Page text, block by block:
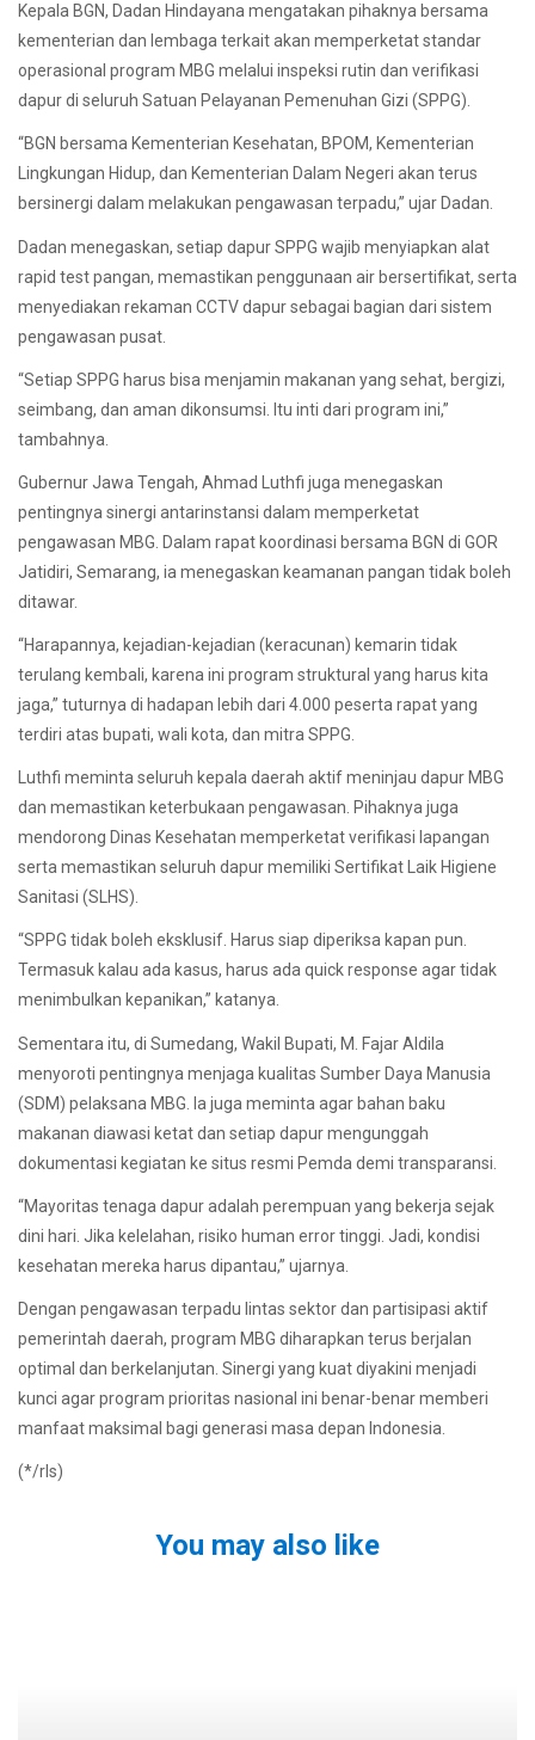
Kepala BGN, Dadan Hindayana mengatakan pihaknya bersama
kementerian dan lembaga terkait akan memperketat standar
operasional program MBG melalui inspeksi rutin dan verifikasi
dapur di seluruh Satuan Pelayanan Pemenuhan Gizi (SPPG).
“BGN bersama Kementerian Kesehatan, BPOM, Kementerian
Lingkungan Hidup, dan Kementerian Dalam Negeri akan terus
bersinergi dalam melakukan pengawasan terpadu,” ujar Dadan.
Dadan menegaskan, setiap dapur SPPG wajib menyiapkan alat
rapid test pangan, memastikan penggunaan air bersertifikat, serta
menyediakan rekaman CCTV dapur sebagai bagian dari sistem
pengawasan pusat.
“Setiap SPPG harus bisa menjamin makanan yang sehat, bergizi,
seimbang, dan aman dikonsumsi. Itu inti dari program ini,”
tambahnya.
Gubernur Jawa Tengah, Ahmad Luthfi juga menegaskan
pentingnya sinergi antarinstansi dalam memperketat
pengawasan MBG. Dalam rapat koordinasi bersama BGN di GOR
Jatidiri, Semarang, ia menegaskan keamanan pangan tidak boleh
ditawar.
“Harapannya, kejadian-kejadian (keracunan) kemarin tidak
terulang kembali, karena ini program struktural yang harus kita
jaga,” tuturnya di hadapan lebih dari 4.000 peserta rapat yang
terdiri atas bupati, wali kota, dan mitra SPPG.
Luthfi meminta seluruh kepala daerah aktif meninjau dapur MBG
dan memastikan keterbukaan pengawasan. Pihaknya juga
mendorong Dinas Kesehatan memperketat verifikasi lapangan
serta memastikan seluruh dapur memiliki Sertifikat Laik Higiene
Sanitasi (SLHS).
“SPPG tidak boleh eksklusif. Harus siap diperiksa kapan pun.
Termasuk kalau ada kasus, harus ada quick response agar tidak
menimbulkan kepanikan,” katanya.
Sementara itu, di Sumedang, Wakil Bupati, M. Fajar Aldila
menyoroti pentingnya menjaga kualitas Sumber Daya Manusia
(SDM) pelaksana MBG. Ia juga meminta agar bahan baku
makanan diawasi ketat dan setiap dapur mengunggah
dokumentasi kegiatan ke situs resmi Pemda demi transparansi.
“Mayoritas tenaga dapur adalah perempuan yang bekerja sejak
dini hari. Jika kelelahan, risiko human error tinggi. Jadi, kondisi
kesehatan mereka harus dipantau,” ujarnya.
Dengan pengawasan terpadu lintas sektor dan partisipasi aktif
pemerintah daerah, program MBG diharapkan terus berjalan
optimal dan berkelanjutan. Sinergi yang kuat diyakini menjadi
kunci agar program prioritas nasional ini benar-benar memberi
manfaat maksimal bagi generasi masa depan Indonesia.
(*/rls)
You may also like